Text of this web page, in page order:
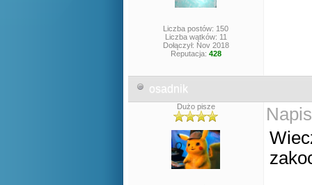
Liczba postów: 150
Liczba wątków: 11
Dołączył: Nov 2018
Reputacja: 428
osadnik
Dużo pisze